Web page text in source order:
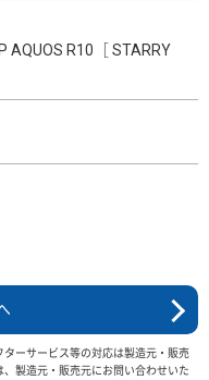
AQUOS R10［ STARRY
ーサービス等の対応は製造元・販売
製造元・販売元にお問い合わせいた